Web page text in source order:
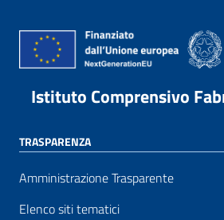
Istituto Comprensivo
TRASPARENZA
Amministrazione Trasparente
Elenco siti tematici